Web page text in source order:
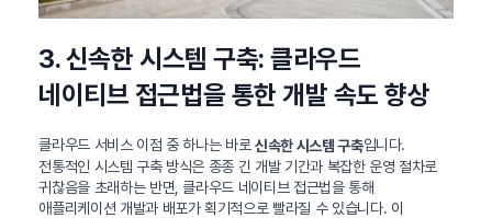
3. 신속한 시스템 구축: 클라우드
네이티브 접근법을 통한 개발 속도 향상
클라우드 서비스 이점 중 하나는 바로신속한 시스템 구축입니다.
전통적인 시스템 구축 방식은 종종 긴 개발 기간과 복잡한 운영 절차로
귀찮음을 초래하는 반면, 클라우드 네이티브 접근법을 통해
애플리케이션 개발과 배포가 획기적으로 빨라질 수 있습니다. 이